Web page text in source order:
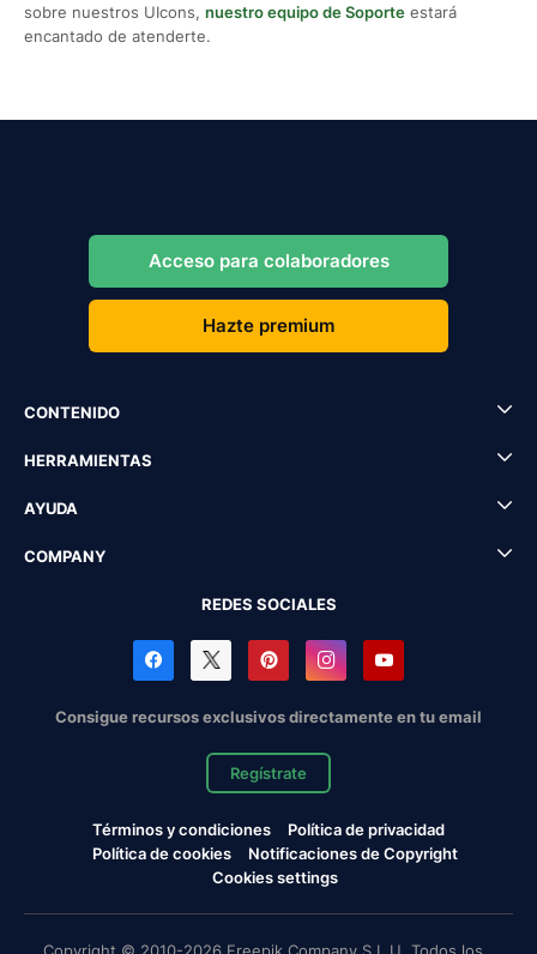
sobre nuestros UIcons, nuestro equipo de Soporte estará
encantado de atenderte.
Acceso para colaboradores
Hazte premium
CONTENIDO
HERRAMIENTAS
AYUDA
COMPANY
REDES SOCIALES
Consigue recursos exclusivos directamente en tu email
Regístrate
Términos y condiciones
Política de privacidad
Política de cookies
Notificaciones de Copyright
Cookies settings